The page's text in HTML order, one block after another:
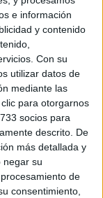
e información
y contenido
Con su
utilizar datos de
mediante las
para otorgarnos
socios para
descrito. De
más detallada y
negar su
de
consentimiento,
semanas a
‘muchachas’
circunstancias
ser su futuro
anunciado.
más. Trabaja
Tres
el autobús”,
señora’ le
truco. Esos